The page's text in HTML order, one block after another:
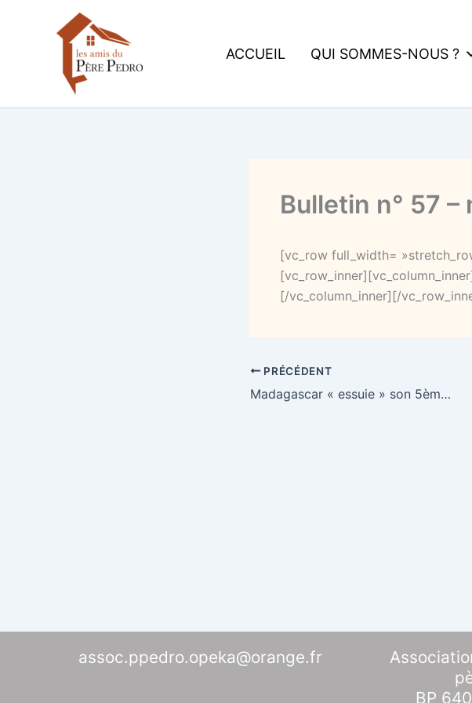
ACCUEIL QUI SOMMES-NOUS ?
Bulletin n° 57 –
[vc_row full_width=
[/vc_column_inner][/
PRÉCÉDENT
Madagascar « essuie » son 5ème cyclone …… en deux mois !!
assoc.ppedro.opeka@orange.fr
BP